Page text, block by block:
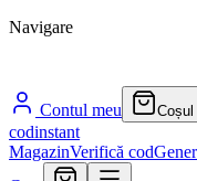
Navigare
Contul meu Coșul
codinstant
MagazinVerifică cod